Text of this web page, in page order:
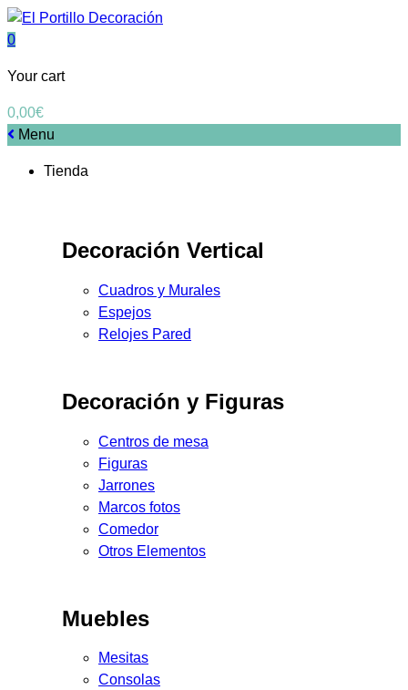
0
Your cart
0,00€
Menu
Tienda
Decoración Vertical
Cuadros y Murales
Espejos
Relojes Pared
Decoración y Figuras
Centros de mesa
Figuras
Jarrones
Marcos fotos
Comedor
Otros Elementos
Muebles
Mesitas
Consolas